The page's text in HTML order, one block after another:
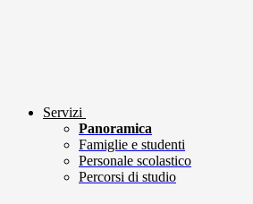
Servizi
Panoramica
Famiglie e studenti
Personale scolastico
Percorsi di studio